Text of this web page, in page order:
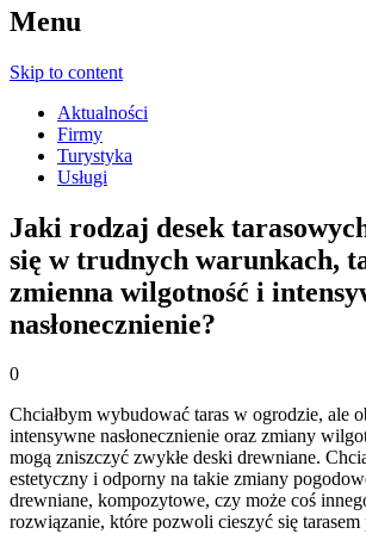
Menu
Skip to content
Aktualności
Firmy
Turystyka
Usługi
Jaki rodzaj desek
się w trudnych warunkach,
zmienna wilgotność i
nasłonecznienie?
0
Chciałbym wybudować taras w ogrodzie, ale
intensywne nasłonecznienie oraz zmiany
mogą zniszczyć zwykłe deski drewniane.
estetyczny i odporny na takie zmiany
drewniane, kompozytowe, czy może coś
rozwiązanie, które pozwoli cieszyć się tarasem